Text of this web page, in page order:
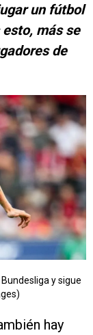
un fútbol
más se
de
y sigue
hay